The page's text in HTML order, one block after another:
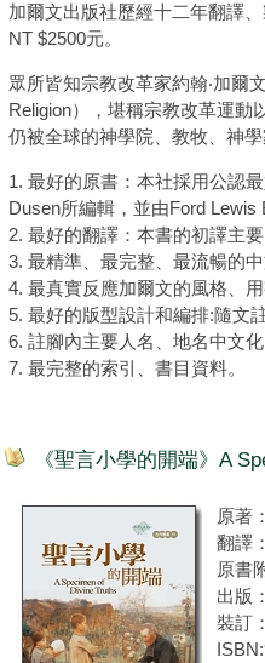
加爾文出版社歷經十二年翻譯
NT $2500元。
眾所皆知宗教改革家約翰‧加爾
Religion），堪稱宗教改革運動
仍被全球的神學院、教牧、神
1. 最好的原書：本社採用公認
Dusen所編輯，並由Ford Lewis
2. 最好的翻譯：本書的初譯主
3. 最精準、最完整、最流暢的中
4. 最真實反應加爾文的風格、用
5. 最好的版型設計和編排:隨文
6. 註腳內主要人名、地名中文
7. 最完整的索引、書目資料。
《聖言小學的開端》A
原著
翻譯
原書
出版
裝訂